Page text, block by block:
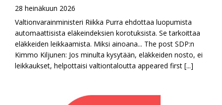
28 heinäkuun 2026
Valtionvarainministeri Riikka Purra ehdottaa luopumista
automaattisista eläkeindeksien korotuksista. Se tarkoittaa
eläkkeiden leikkaamista. Miksi ainoana... The post SDP:n
Kimmo Kiljunen: Jos minulta kysytään, eläkkeiden nosto, ei
leikkaukset, helpottaisi valtiontaloutta appeared first [...]